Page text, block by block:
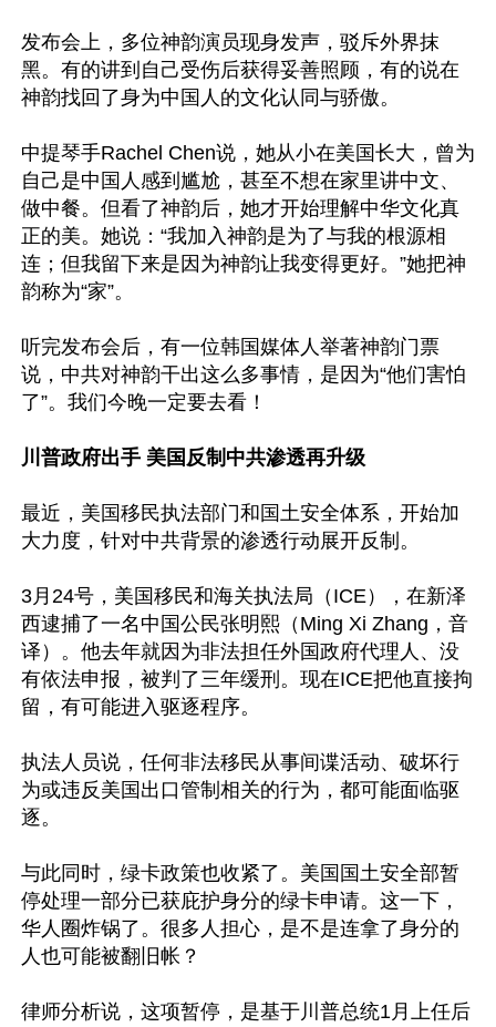
发布会上，多位神韵演员现身发声，驳斥外界抹
黑。有的讲到自己受伤后获得妥善照顾，有的说在
神韵找回了身为中国人的文化认同与骄傲。
中提琴手Rachel Chen说，她从小在美国长大，曾为
自己是中国人感到尴尬，甚至不想在家里讲中文、
做中餐。但看了神韵后，她才开始理解中华文化真
正的美。她说：“我加入神韵是为了与我的根源相
连；但我留下来是因为神韵让我变得更好。”她把神
韵称为“家”。
听完发布会后，有一位韩国媒体人举著神韵门票
说，中共对神韵干出这么多事情，是因为“他们害怕
了”。我们今晚一定要去看！
川普政府出手 美国反制中共渗透再升级
最近，美国移民执法部门和国土安全体系，开始加
大力度，针对中共背景的渗透行动展开反制。
3月24号，美国移民和海关执法局（ICE），在新泽
西逮捕了一名中国公民张明熙（Ming Xi Zhang，音
译）。他去年就因为非法担任外国政府代理人、没
有依法申报，被判了三年缓刑。现在ICE把他直接拘
留，有可能进入驱逐程序。
执法人员说，任何非法移民从事间谍活动、破坏行
为或违反美国出口管制相关的行为，都可能面临驱
逐。
与此同时，绿卡政策也收紧了。美国国土安全部暂
停处理一部分已获庇护身分的绿卡申请。这一下，
华人圈炸锅了。很多人担心，是不是连拿了身分的
人也可能被翻旧帐？
律师分析说，这项暂停，是基于川普总统1月上任后